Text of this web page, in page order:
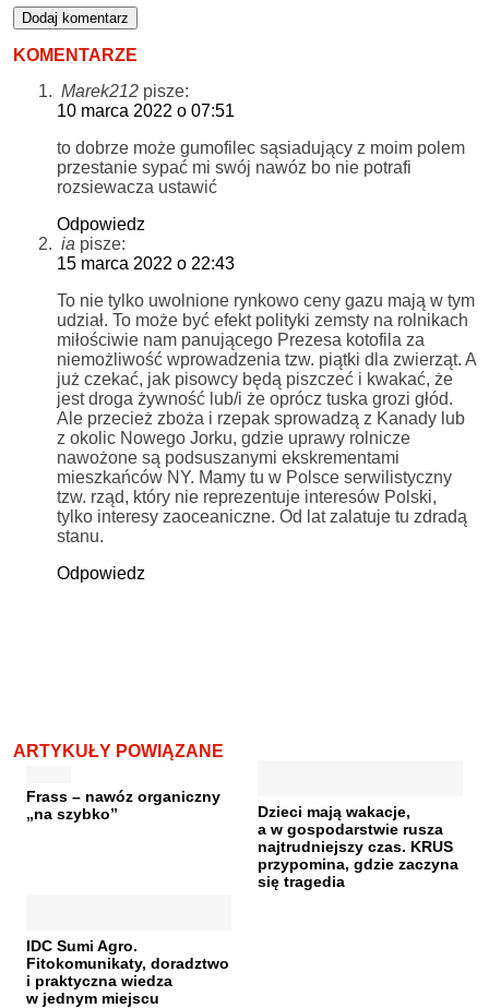
KOMENTARZE
Marek212 pisze:
10 marca 2022 o 07:51
to dobrze może gumofilec sąsiadujący z moim polem
przestanie sypać mi swój nawóz bo nie potrafi
rozsiewacza ustawić
Odpowiedz
ia pisze:
15 marca 2022 o 22:43
To nie tylko uwolnione rynkowo ceny gazu mają w tym
udział. To może być efekt polityki zemsty na rolnikach
miłościwie nam panującego Prezesa kotofila za
niemożliwość wprowadzenia tzw. piątki dla zwierząt. A
już czekać, jak pisowcy będą piszczeć i kwakać, że
jest droga żywność lub/i że oprócz tuska grozi głód.
Ale przecież zboża i rzepak sprowadzą z Kanady lub
z okolic Nowego Jorku, gdzie uprawy rolnicze
nawożone są podsuszanymi ekskrementami
mieszkańców NY. Mamy tu w Polsce serwilistyczny
tzw. rząd, który nie reprezentuje interesów Polski,
tylko interesy zaoceaniczne. Od lat zalatuje tu zdradą
stanu.
Odpowiedz
ARTYKUŁY POWIĄZANE
Frass – nawóz organiczny
„na szybko”
Dzieci mają wakacje,
a w gospodarstwie rusza
najtrudniejszy czas. KRUS
przypomina, gdzie zaczyna
się tragedia
IDC Sumi Agro.
Fitokomunikaty, doradztwo
i praktyczna wiedza
w jednym miejscu